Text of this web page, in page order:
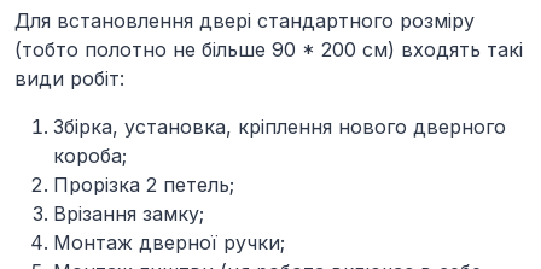
Для встановлення двері стандартного розміру
(тобто полотно не більше 90 * 200 см) входять такі
види робіт:
Збіркa, установка, кріплення нового дверного
короба;
Прорізка 2 петель;
Врізання замку;
Монтаж дверної ручки;